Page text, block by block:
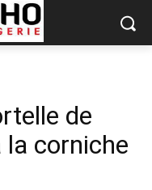
de
la corniche